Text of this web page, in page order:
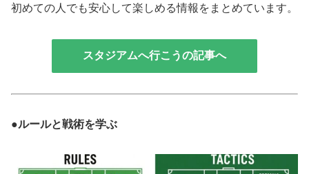
初めての人でも安心して楽しめる情報をまとめています。
スタジアムへ行こうの記事へ
●ルールと戦術を学ぶ